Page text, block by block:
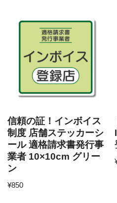
信頼の証！インボイス
制度 店舗ステッカーシ
ール 適格請求書発行事
業者 10×10cm グリー
ン
¥850